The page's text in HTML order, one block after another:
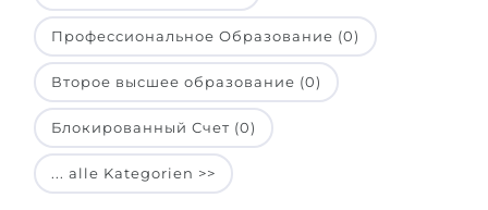
Профессиональное Образование (0)
Второе высшее образование (0)
Блокированный Счет (0)
... alle Kategorien >>